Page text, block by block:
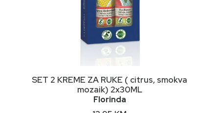
DODAJ U KORPU
SET 2 KREME ZA RUKE ( citrus, smokva
mozaik) 2x30ML
Florinda